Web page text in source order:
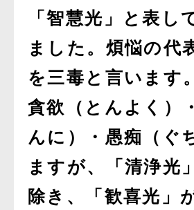
「智慧光」と表し
ました。煩悩の代
を三毒と言います
貪欲（とんよく）
んに）・愚痴（ぐ
ますが、「清浄光
除き、「歓喜光」